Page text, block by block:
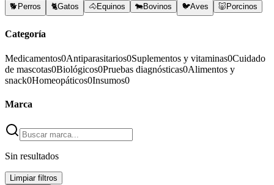
🐕 Perros 🐈Gatos 🐴Equinos 🐄Bovinos 🐦Aves 🐷 Porcinos
Categoría
Medicamentos0Antiparasitarios0Suplementos y vitaminas0Cuidado
de mascotas0Biológicos0Pruebas diagnósticas0Alimentos y
snack0Homeopáticos0Insumos0
Marca
Sin resultados
Limpiar filtros